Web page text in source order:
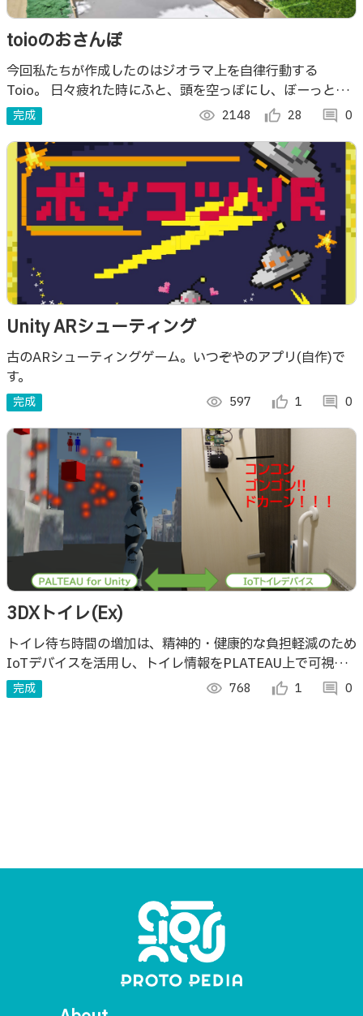
toioのおさんぽ
今回私たちが作成したのはジオラマ上を自律行動する
Toio。 日々疲れた時にふと、頭を空っぽにし、ぼーっと眺
めリラックスを促します。 皆さんも是非、箱庭を散策する
Toioで癒されてみませんか？
完成 visibility 2148 thumb_up_alt 28 comment 0
Unity ARシューティング
古のARシューティングゲーム。いつぞやのアプリ(自作)で
す。
完成 visibility 597 thumb_up_alt 1 comment 0
3DXトイレ(Ex)
トイレ待ち時間の増加は、精神的・健康的な負担軽減のため
IoTデバイスを活用し、トイレ情報をPLATEAU上で可視化
することで、トイレを待つユーザのストレス解消など新しい
トイレ利用のDX化を提案する。
完成 visibility 768 thumb_up_alt 1 comment 0